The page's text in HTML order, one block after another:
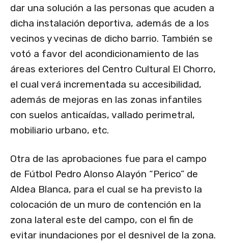
dar una solución a las personas que acuden a
dicha instalación deportiva, además de a los
vecinos y vecinas de dicho barrio. También se
votó a favor del acondicionamiento de las
áreas exteriores del Centro Cultural El Chorro,
el cual verá incrementada su accesibilidad,
además de mejoras en las zonas infantiles
con suelos anticaídas, vallado perimetral,
mobiliario urbano, etc.
Otra de las aprobaciones fue para el campo
de Fútbol Pedro Alonso Alayón “Perico” de
Aldea Blanca, para el cual se ha previsto la
colocación de un muro de contención en la
zona lateral este del campo, con el fin de
evitar inundaciones por el desnivel de la zona.